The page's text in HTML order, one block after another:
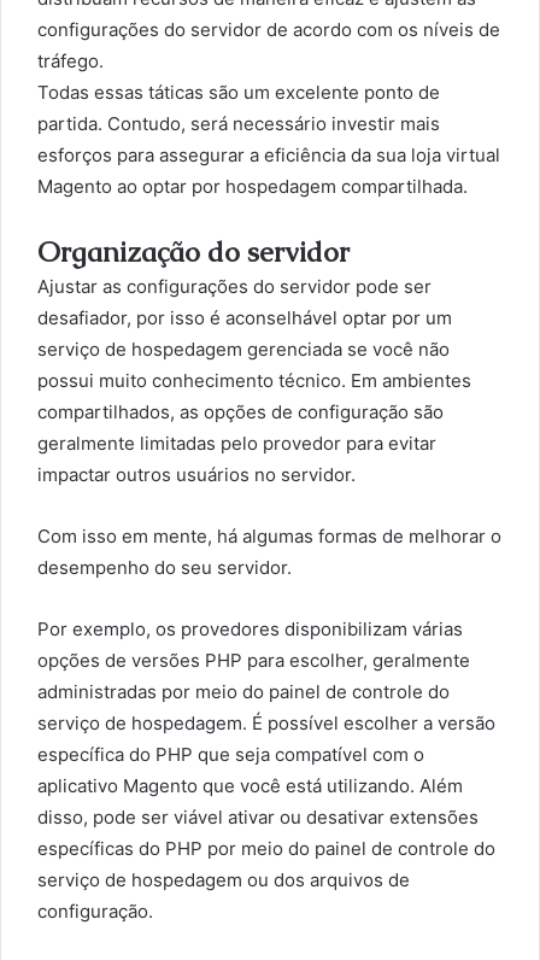
configurações do servidor de acordo com os níveis de
tráfego.
Todas essas táticas são um excelente ponto de
partida. Contudo, será necessário investir mais
esforços para assegurar a eficiência da sua loja virtual
Magento ao optar por hospedagem compartilhada.
Organização do servidor
Ajustar as configurações do servidor pode ser
desafiador, por isso é aconselhável optar por um
serviço de hospedagem gerenciada se você não
possui muito conhecimento técnico. Em ambientes
compartilhados, as opções de configuração são
geralmente limitadas pelo provedor para evitar
impactar outros usuários no servidor.
Com isso em mente, há algumas formas de melhorar o
desempenho do seu servidor.
Por exemplo, os provedores disponibilizam várias
opções de versões PHP para escolher, geralmente
administradas por meio do painel de controle do
serviço de hospedagem. É possível escolher a versão
específica do PHP que seja compatível com o
aplicativo Magento que você está utilizando. Além
disso, pode ser viável ativar ou desativar extensões
específicas do PHP por meio do painel de controle do
serviço de hospedagem ou dos arquivos de
configuração.